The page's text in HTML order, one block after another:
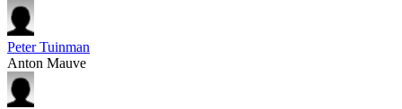
Peter Tuinman
Anton Mauve